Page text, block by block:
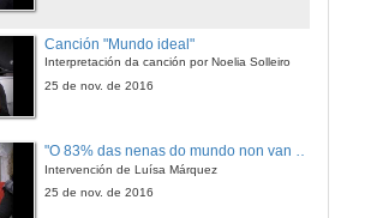
Canción "Mundo ideal"
Interpretación da canción por Noelia Solleiro
25 de nov. de 2016
"O 83% das nenas do mundo non van á escola"
Intervención de Luísa Márquez
25 de nov. de 2016